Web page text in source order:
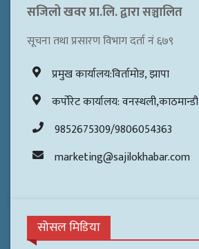
सजिलो खवर प्रा.लि. द्वारा सञ्चालित
सूचना तथा प्रसारण विभाग दर्ता नं ६७९
प्रमुख कार्यालय:विर्तामोड, झापा
कर्पोरेट कार्यालय: वनस्थली,काठमान्डौ
9852675309/9806054363
marketing@sajilokhabar.com
सोसल मिडिया